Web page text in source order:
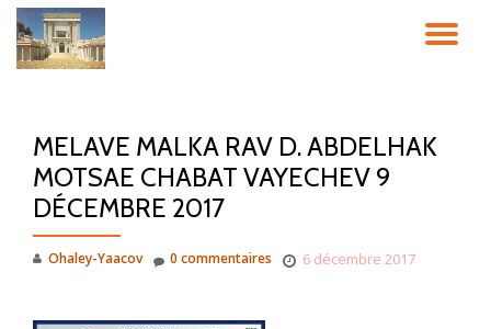
Aller
MELAVE MALKA RAV D. ABDELHAK
MOTSAE CHABAT VAYECHEV 9
DÉCEMBRE 2017
Ohaley-Yaacov 6 décembre 2017
0 commentaires